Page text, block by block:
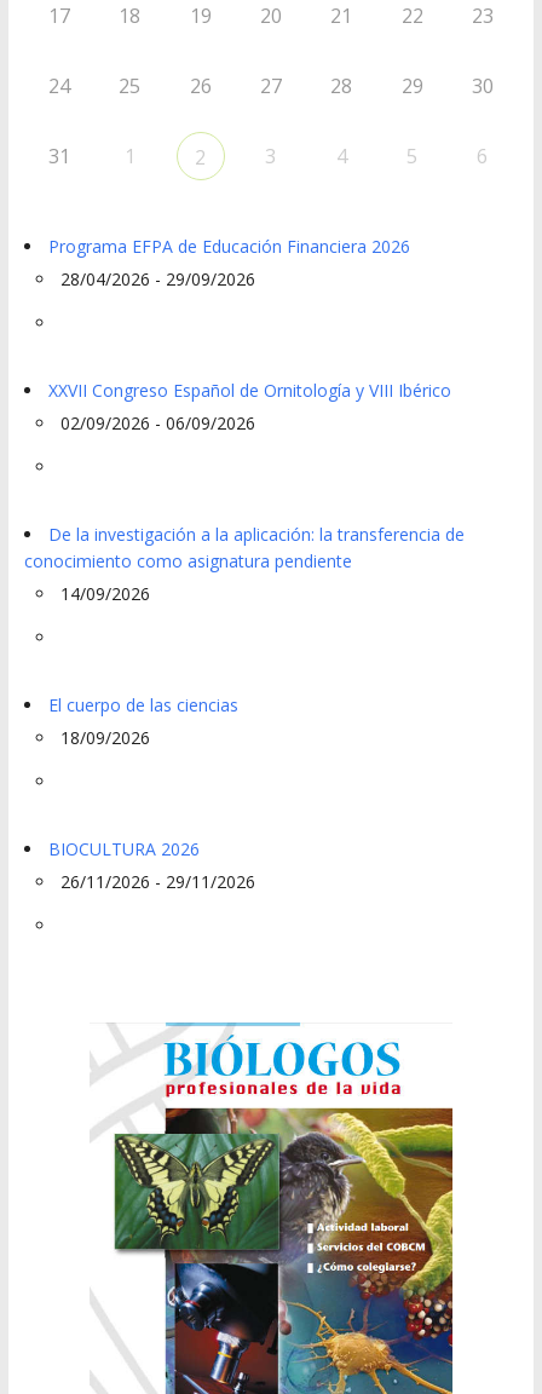
17 18 19 20 21 22 23
24 25 26 27 28 29 30
31 1 2 3 4 5 6
Programa EFPA de Educación Financiera 2026
28/04/2026 - 29/09/2026
XXVII Congreso Español de Ornitología y VIII Ibérico
02/09/2026 - 06/09/2026
De la investigación a la aplicación: la transferencia de
conocimiento como asignatura pendiente
14/09/2026
El cuerpo de las ciencias
18/09/2026
BIOCULTURA 2026
26/11/2026 - 29/11/2026